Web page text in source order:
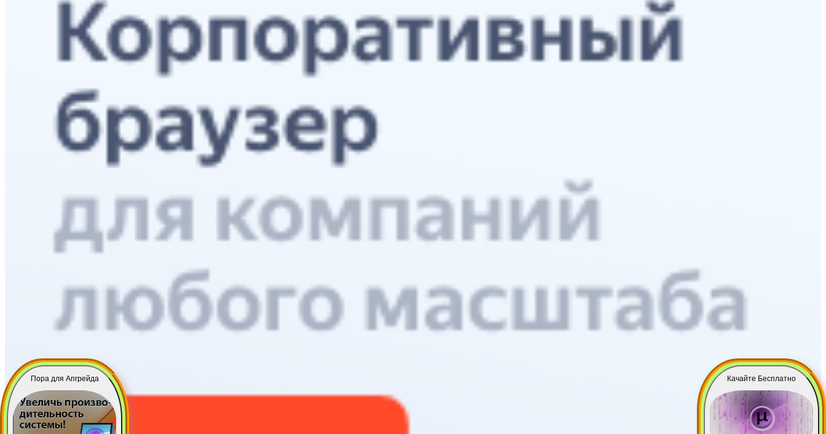
Качайте Бесплатно
Пора для Апгрейда